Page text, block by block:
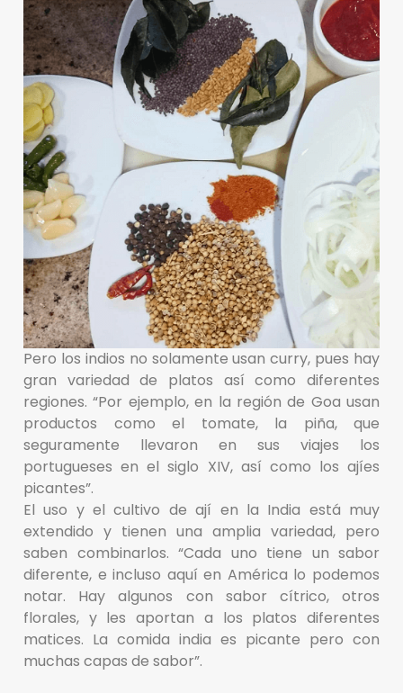
Pero los indios no solamente usan curry, pues hay
gran variedad de platos así como diferentes
regiones. “Por ejemplo, en la región de Goa usan
productos como el tomate, la piña, que
seguramente llevaron en sus viajes los
portugueses en el siglo XIV, así como los ajíes
picantes”.
El uso y el cultivo de ají en la India está muy
extendido y tienen una amplia variedad, pero
saben combinarlos. “Cada uno tiene un sabor
diferente, e incluso aquí en América lo podemos
notar. Hay algunos con sabor cítrico, otros
florales, y les aportan a los platos diferentes
matices. La comida india es picante pero con
muchas capas de sabor”.